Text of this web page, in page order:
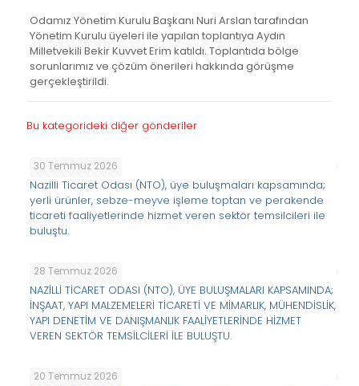
Odamız Yönetim Kurulu Başkanı Nuri Arslan tarafından
Yönetim Kurulu üyeleri ile yapılan toplantıya Aydın
Milletvekili Bekir Kuvvet Erim katıldı. Toplantıda bölge
sorunlarımız ve çözüm önerileri hakkında görüşme
gerçekleştirildi.
Bu kategorideki diğer gönderiler
30 Temmuz 2026
Nazilli Ticaret Odası (NTO), üye buluşmaları kapsamında;
yerli ürünler, sebze-meyve işleme toptan ve perakende
ticareti faaliyetlerinde hizmet veren sektör temsilcileri ile
buluştu.
28 Temmuz 2026
NAZİLLİ TİCARET ODASI (NTO), ÜYE BULUŞMALARI KAPSAMINDA;
İNŞAAT, YAPI MALZEMELERİ TİCARETİ VE MİMARLIK, MÜHENDİSLİK,
YAPI DENETİM VE DANIŞMANLIK FAALİYETLERİNDE HİZMET
VEREN SEKTÖR TEMSİLCİLERİ İLE BULUŞTU.
20 Temmuz 2026